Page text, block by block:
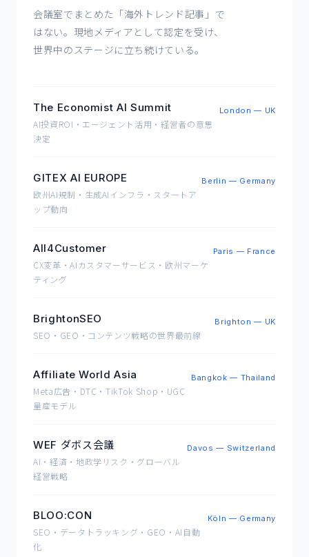
会議室でまとめた「海外トレンド記事」で
はない。現地メディアとして認定を受け、
世界中のステージに立ち続けている。
The Economist AI Summit
AI投資ROI・エージェント活用・経営者の意思
決定
London — UK
GITEX AI EUROPE
欧州AI規制・生成AIインフラ・スタートア
ップ動向
Berlin — Germany
All4Customer
CX変革・AIカスタマーサービス・欧州マーケ
ティング
Paris — France
BrightonSEO
SEO・GEO・コンテンツ戦略の世界最前線
Brighton — UK
Affiliate World Asia
Meta広告・DTC・TikTok Shop・UGC
量産モデル
Bangkok — Thailand
WEF ダボス会議
AI・経済・地政学リスク・グローバル
経営戦略
Davos — Switzerland
BLOO:CON
SEO・データトラッキング・GEO・AI自動
化
Köln — Germany